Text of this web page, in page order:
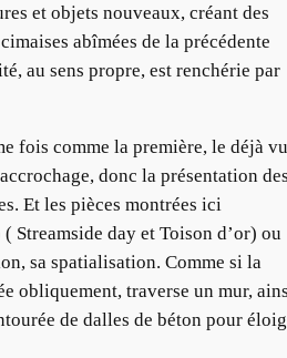
et objets nouveaux, créant des
abîmées de la précédente
au sens propre, est renchérie par
fois comme la première, le déjà vu
donc la présentation des
Et les pièces montrées ici
Streamside day et Toison d’or) ou
sa spatialisation. Comme si la
obliquement, traverse un mur,
de dalles de béton pour